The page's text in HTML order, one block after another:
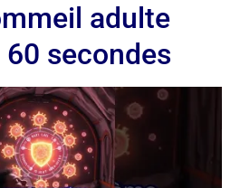
adulte
secondes